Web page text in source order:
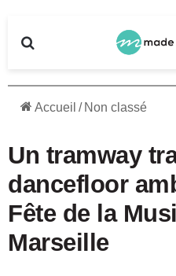
Accueil / Non classé
Un tramway
dancefloor
Fête de la
Marseille